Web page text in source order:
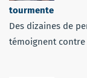
tourmente
Des dizaines de
témoignent contre